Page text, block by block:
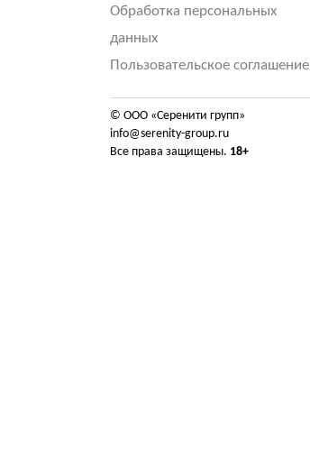
Обработка персональных
данных
Пользовательское соглашение
© ООО «Серенити групп»
info@serenity-group.ru
Все права защищены. 18+